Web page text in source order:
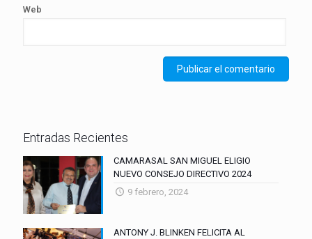
Web
Entradas Recientes
CAMARASAL SAN MIGUEL ELIGIO
NUEVO CONSEJO DIRECTIVO 2024
9 febrero, 2024
ANTONY J. BLINKEN FELICITA AL